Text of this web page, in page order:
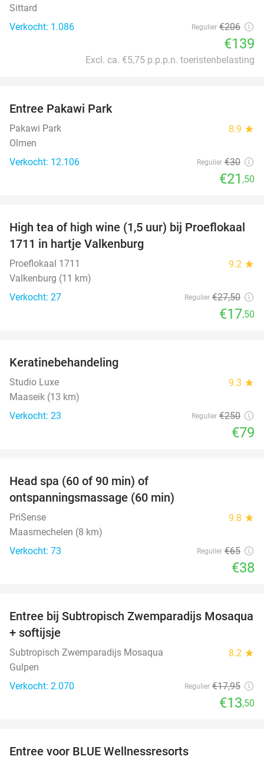
Sittard
Verkocht: 1.086
Regulier €206
€139
Excl. ca. €5,75 p.p.p.n. toeristenbelasting
Entree Pakawi Park
Pakawi Park 8.9 star
Olmen
Verkocht: 12.106
Regulier €30
€21 ,50
36%
High tea of high wine (1,5 uur) bij Proeflokaal
1711 in hartje Valkenburg
Proeflokaal 1711 9.2 star
Valkenburg (11 km)
Verkocht: 27
Regulier €27,50
€17,50
Keratinebehandeling
Studio Luxe 9.3 star
Maaseik (13 km)
Verkocht: 23
Regulier €250
€79
Head spa (60 of 90 min) of
ontspanningsmassage (60 min)
PriSense 9.8 star
Maasmechelen (8 km)
Verkocht: 73
Regulier €65
€38
25%
Entree bij Subtropisch Zwemparadijs Mosaqua
+ softijsje
Subtropisch Zwemparadijs Mosaqua 8.2 star
Gulpen
Verkocht: 2.070
Regulier €17,95
€13,50
Entree voor BLUE Wellnessresorts